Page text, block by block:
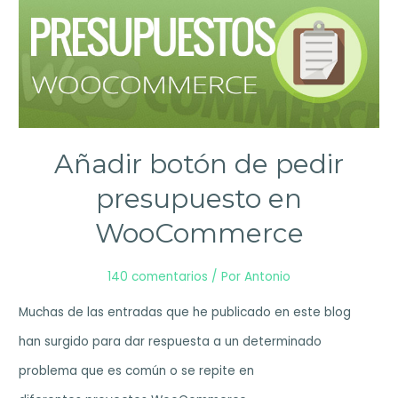
Añadir botón de pedir
presupuesto en
WooCommerce
140 comentarios / Por Antonio
Muchas de las entradas que he publicado en este blog
han surgido para dar respuesta a un determinado
problema que es común o se repite en